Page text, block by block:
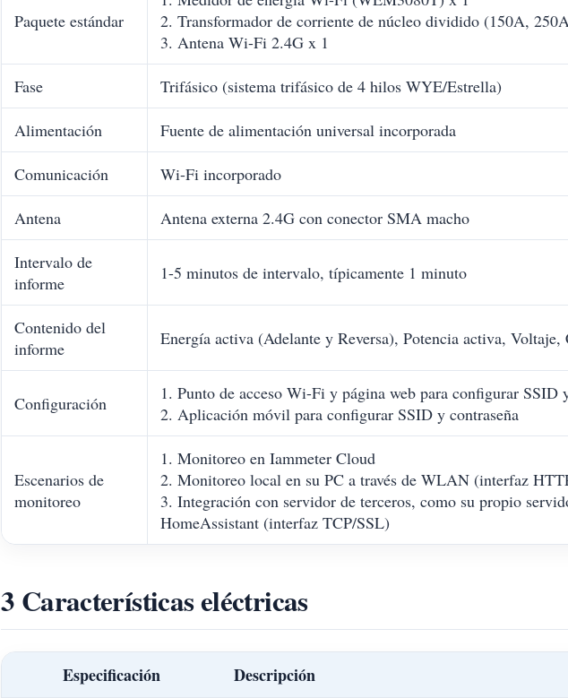
Paquete estándar
2. Transformador de corriente de núcleo dividido (150A,
3. Antena Wi-Fi 2.4G x 1
Fase Trifásico (sistema trifásico de 4 hilos WYE/Estrella)
Alimentación Fuente de alimentación universal incorporada
Comunicación Wi-Fi incorporado
Antena Antena externa 2.4G con conector SMA macho
Intervalo de
informe
1-5 minutos de intervalo, típicamente 1 minuto
Contenido del
informe
Energía activa (Adelante y Reversa), Potencia activa, Voltaje,
Configuración
1. Punto de acceso Wi-Fi y página web para configurar SSID
2. Aplicación móvil para configurar SSID y contraseña
Escenarios de
monitoreo
1. Monitoreo en Iammeter Cloud
2. Monitoreo local en su PC a través de WLAN (interfaz
3. Integración con servidor de terceros, como su propio
HomeAssistant (interfaz TCP/SSL)
3 Características eléctricas
Especificación Descripción